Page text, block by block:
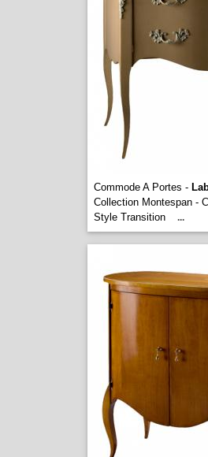
Commode A Portes -
Collection Montespan -
Style Transition
...